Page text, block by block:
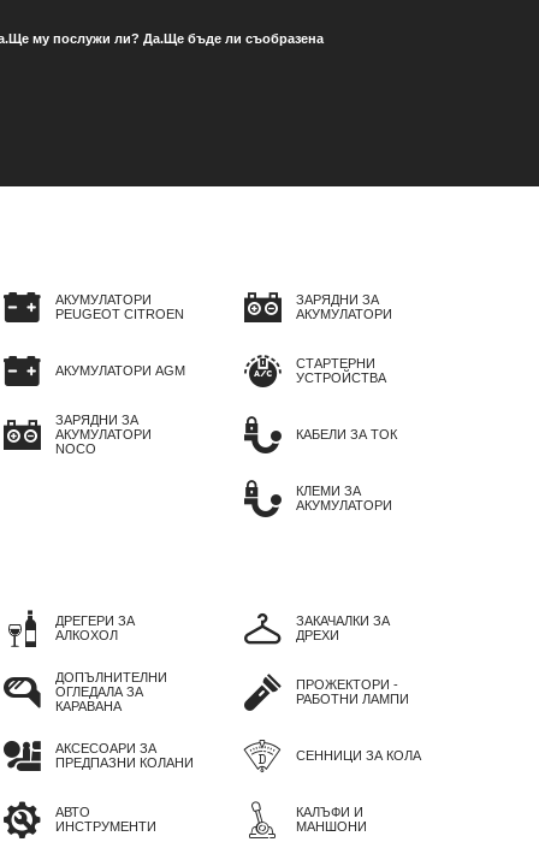
му послужи ли? Да.Ще бъде ли съобразена
АКУМУЛАТОРИ
PEUGEOT CITROEN
АКУМУЛАТОРИ AGM
ЗАРЯДНИ ЗА
АКУМУЛАТОРИ
NOCO
ЗАРЯДНИ ЗА
АКУМУЛАТОРИ
СТАРТЕРНИ
УСТРОЙСТВА
КАБЕЛИ ЗА ТОК
КЛЕМИ ЗА
АКУМУЛАТОРИ
ДРЕГЕРИ ЗА
АЛКОХОЛ
ДОПЪЛНИТЕЛНИ
ОГЛЕДАЛА ЗА
КАРАВАНА
АКСЕСОАРИ ЗА
ПРЕДПАЗНИ КОЛАНИ
АВТО
ИНСТРУМЕНТИ
ЗАКАЧАЛКИ ЗА
ДРЕХИ
ПРОЖЕКТОРИ -
РАБОТНИ ЛАМПИ
СЕННИЦИ ЗА КОЛА
КАЛЪФИ И
МАНШОНИ